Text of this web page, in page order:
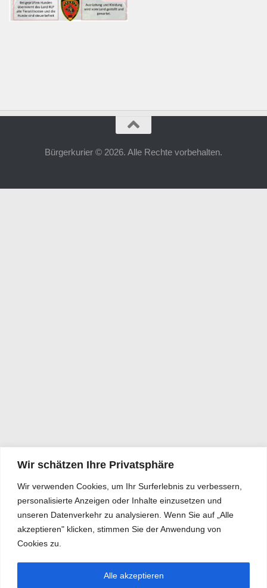
Wir schätzen Ihre Privatsphäre
Wir verwenden Cookies, um Ihr Surferlebnis zu verbessern,
personalisierte Anzeigen oder Inhalte einzusetzen und
unseren Datenverkehr zu analysieren. Wenn Sie auf „Alle
akzeptieren" klicken, stimmen Sie der Anwendung von
Cookies zu.
Alle akzeptieren
Bürgerkurier © 2026. Alle Rechte vorbehalten.